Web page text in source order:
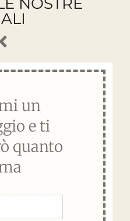
un
e ti
quanto